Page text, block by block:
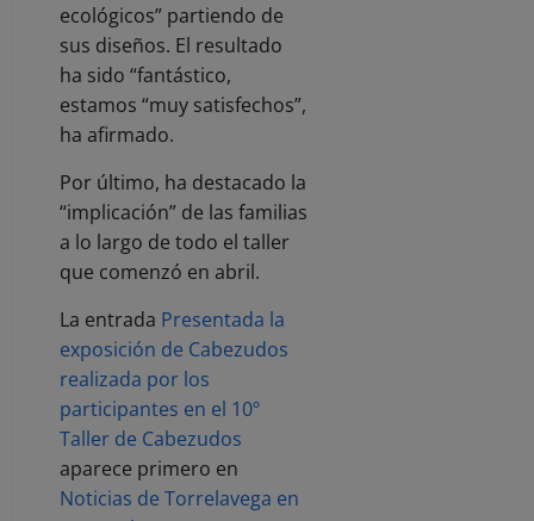
ecológicos” partiendo de
sus diseños. El resultado
ha sido “fantástico,
estamos “muy satisfechos”,
ha afirmado.
Por último, ha destacado la
“implicación” de las familias
a lo largo de todo el taller
que comenzó en abril.
La entrada Presentada la
exposición de Cabezudos
realizada por los
participantes en el 10º
Taller de Cabezudos
aparece primero en
Noticias de Torrelavega en